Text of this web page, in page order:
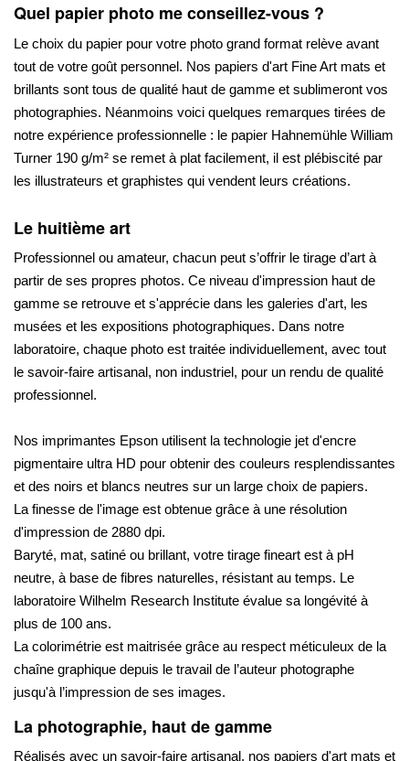
Quel papier photo me conseillez-vous ?
Le choix du papier pour votre photo grand format relève avant
tout de votre goût personnel. Nos papiers d'art Fine Art mats et
brillants sont tous de qualité haut de gamme et sublimeront vos
photographies. Néanmoins voici quelques remarques tirées de
notre expérience professionnelle : le papier Hahnemühle William
Turner 190 g/m² se remet à plat facilement, il est plébiscité par
les illustrateurs et graphistes qui vendent leurs créations.
Le huitième art
Professionnel ou amateur, chacun peut s’offrir le tirage d’art à
partir de ses propres photos. Ce niveau d'impression haut de
gamme se retrouve et s'apprécie dans les galeries d'art, les
musées et les expositions photographiques. Dans notre
laboratoire, chaque photo est traitée individuellement, avec tout
le savoir-faire artisanal, non industriel, pour un rendu de qualité
professionnel.
Nos imprimantes Epson utilisent la technologie jet d'encre
pigmentaire ultra HD pour obtenir des couleurs resplendissantes
et des noirs et blancs neutres sur un large choix de papiers.
La finesse de l'image est obtenue grâce à une résolution
d'impression de 2880 dpi.
Baryté, mat, satiné ou brillant, votre tirage fineart est à pH
neutre, à base de fibres naturelles, résistant au temps. Le
laboratoire Wilhelm Research Institute évalue sa longévité à
plus de 100 ans.
La colorimétrie est maitrisée grâce au respect méticuleux de la
chaîne graphique depuis le travail de l’auteur photographe
jusqu'à l’impression de ses images.
La photographie, haut de gamme
Réalisés avec un savoir-faire artisanal, nos papiers d'art mats et